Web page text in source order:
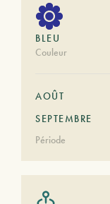
BLEU
Couleur
AOÛT
SEPTEMBRE
Période